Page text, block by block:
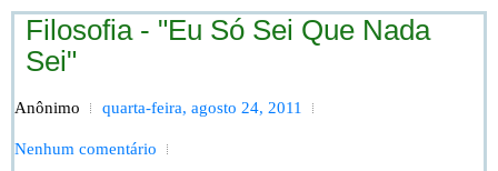
Filosofia - "Eu Só Sei Que Nada
Sei"
Anônimo quarta-feira, agosto 24, 2011
Nenhum comentário